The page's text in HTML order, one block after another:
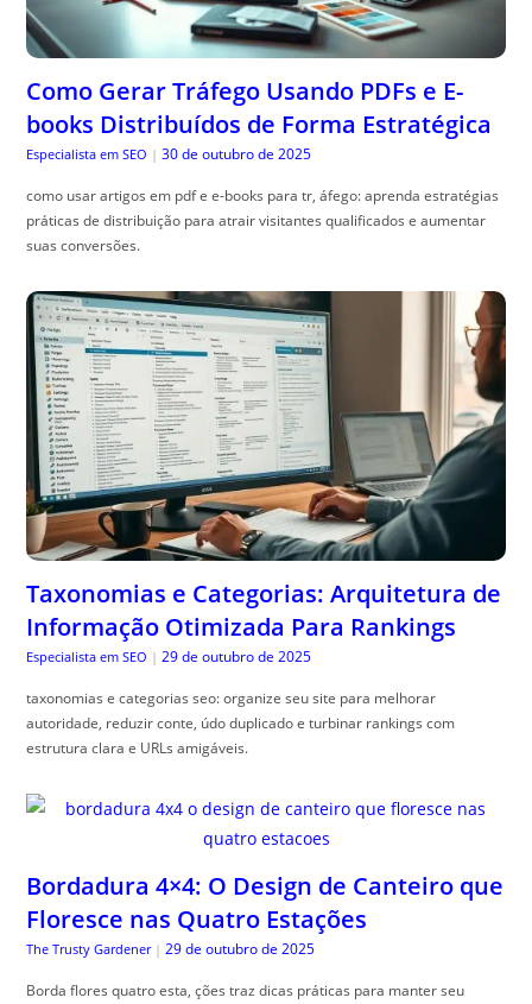
Como Gerar Tráfego Usando PDFs e E-
books Distribuídos de Forma Estratégica
Especialista em SEO | 30 de outubro de 2025
como usar artigos em pdf e e-books para tr, áfego: aprenda estratégias
práticas de distribuição para atrair visitantes qualificados e aumentar
suas conversões.
Taxonomias e Categorias: Arquitetura de
Informação Otimizada Para Rankings
Especialista em SEO | 29 de outubro de 2025
taxonomias e categorias seo: organize seu site para melhorar
autoridade, reduzir conte, údo duplicado e turbinar rankings com
estrutura clara e URLs amigáveis.
Bordadura 4×4: O Design de Canteiro que
Floresce nas Quatro Estações
The Trusty Gardener | 29 de outubro de 2025
Borda flores quatro esta, ções traz dicas práticas para manter seu